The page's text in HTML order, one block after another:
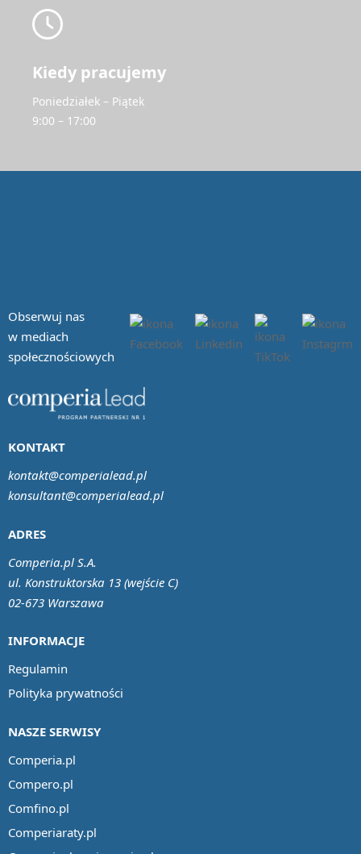
Kiedy pracujemy
Poniedziałek – Piątek
9:00 – 17:00
Obserwuj nas
w mediach
społecznościowych
INFORMACJE
Regulamin
Polityka prywatności
NASZE SERWISY
Comperia.pl
Compero.pl
Comfino.pl
Comperiaraty.pl
ADRES
Comperia.pl S.A.
ul. Konstruktorska 13 (wejście C)
02-673 Warszawa
KONTAKT
kontakt@comperialead.pl
konsultant@comperialead.pl